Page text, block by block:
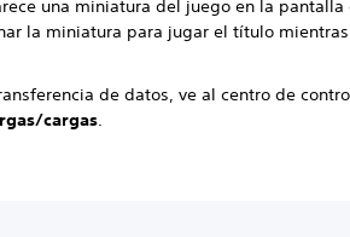
una miniatura del juego en la
la miniatura para jugar el título
de datos, ve al centro de
cargas.